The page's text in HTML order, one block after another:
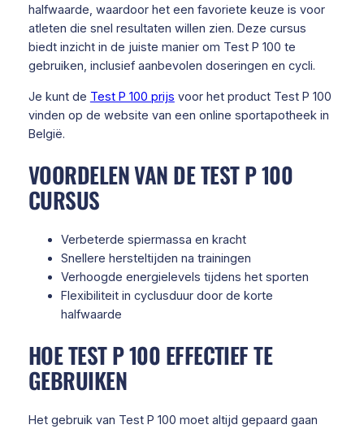
halfwaarde, waardoor het een favoriete keuze is voor
atleten die snel resultaten willen zien. Deze cursus
biedt inzicht in de juiste manier om Test P 100 te
gebruiken, inclusief aanbevolen doseringen en cycli.
Je kunt de Test P 100 prijs voor het product Test P 100
vinden op de website van een online sportapotheek in
België.
VOORDELEN VAN DE TEST P 100
CURSUS
Verbeterde spiermassa en kracht
Snellere hersteltijden na trainingen
Verhoogde energielevels tijdens het sporten
Flexibiliteit in cyclusduur door de korte
halfwaarde
HOE TEST P 100 EFFECTIEF TE
GEBRUIKEN
Het gebruik van Test P 100 moet altijd gepaard gaan